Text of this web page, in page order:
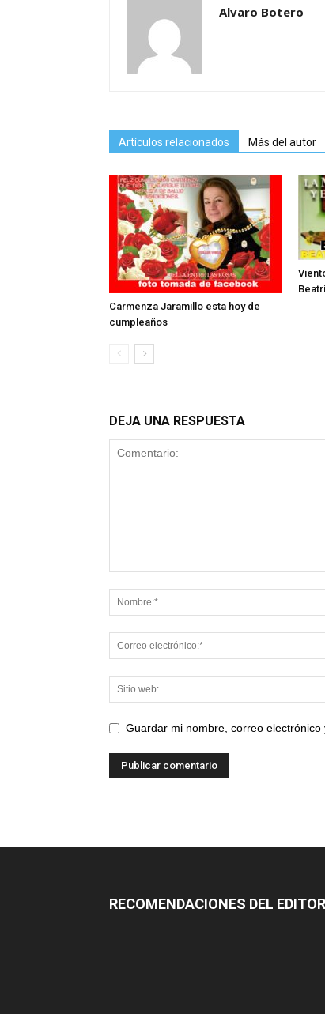
Alvaro Botero
Artículos relacionados Más del autor
Carmenza Jaramillo esta hoy de
cumpleaños
DEJA UNA RESPUESTA
Guardar mi nombre, correo
RECOMENDACIONES DEL EDITOR